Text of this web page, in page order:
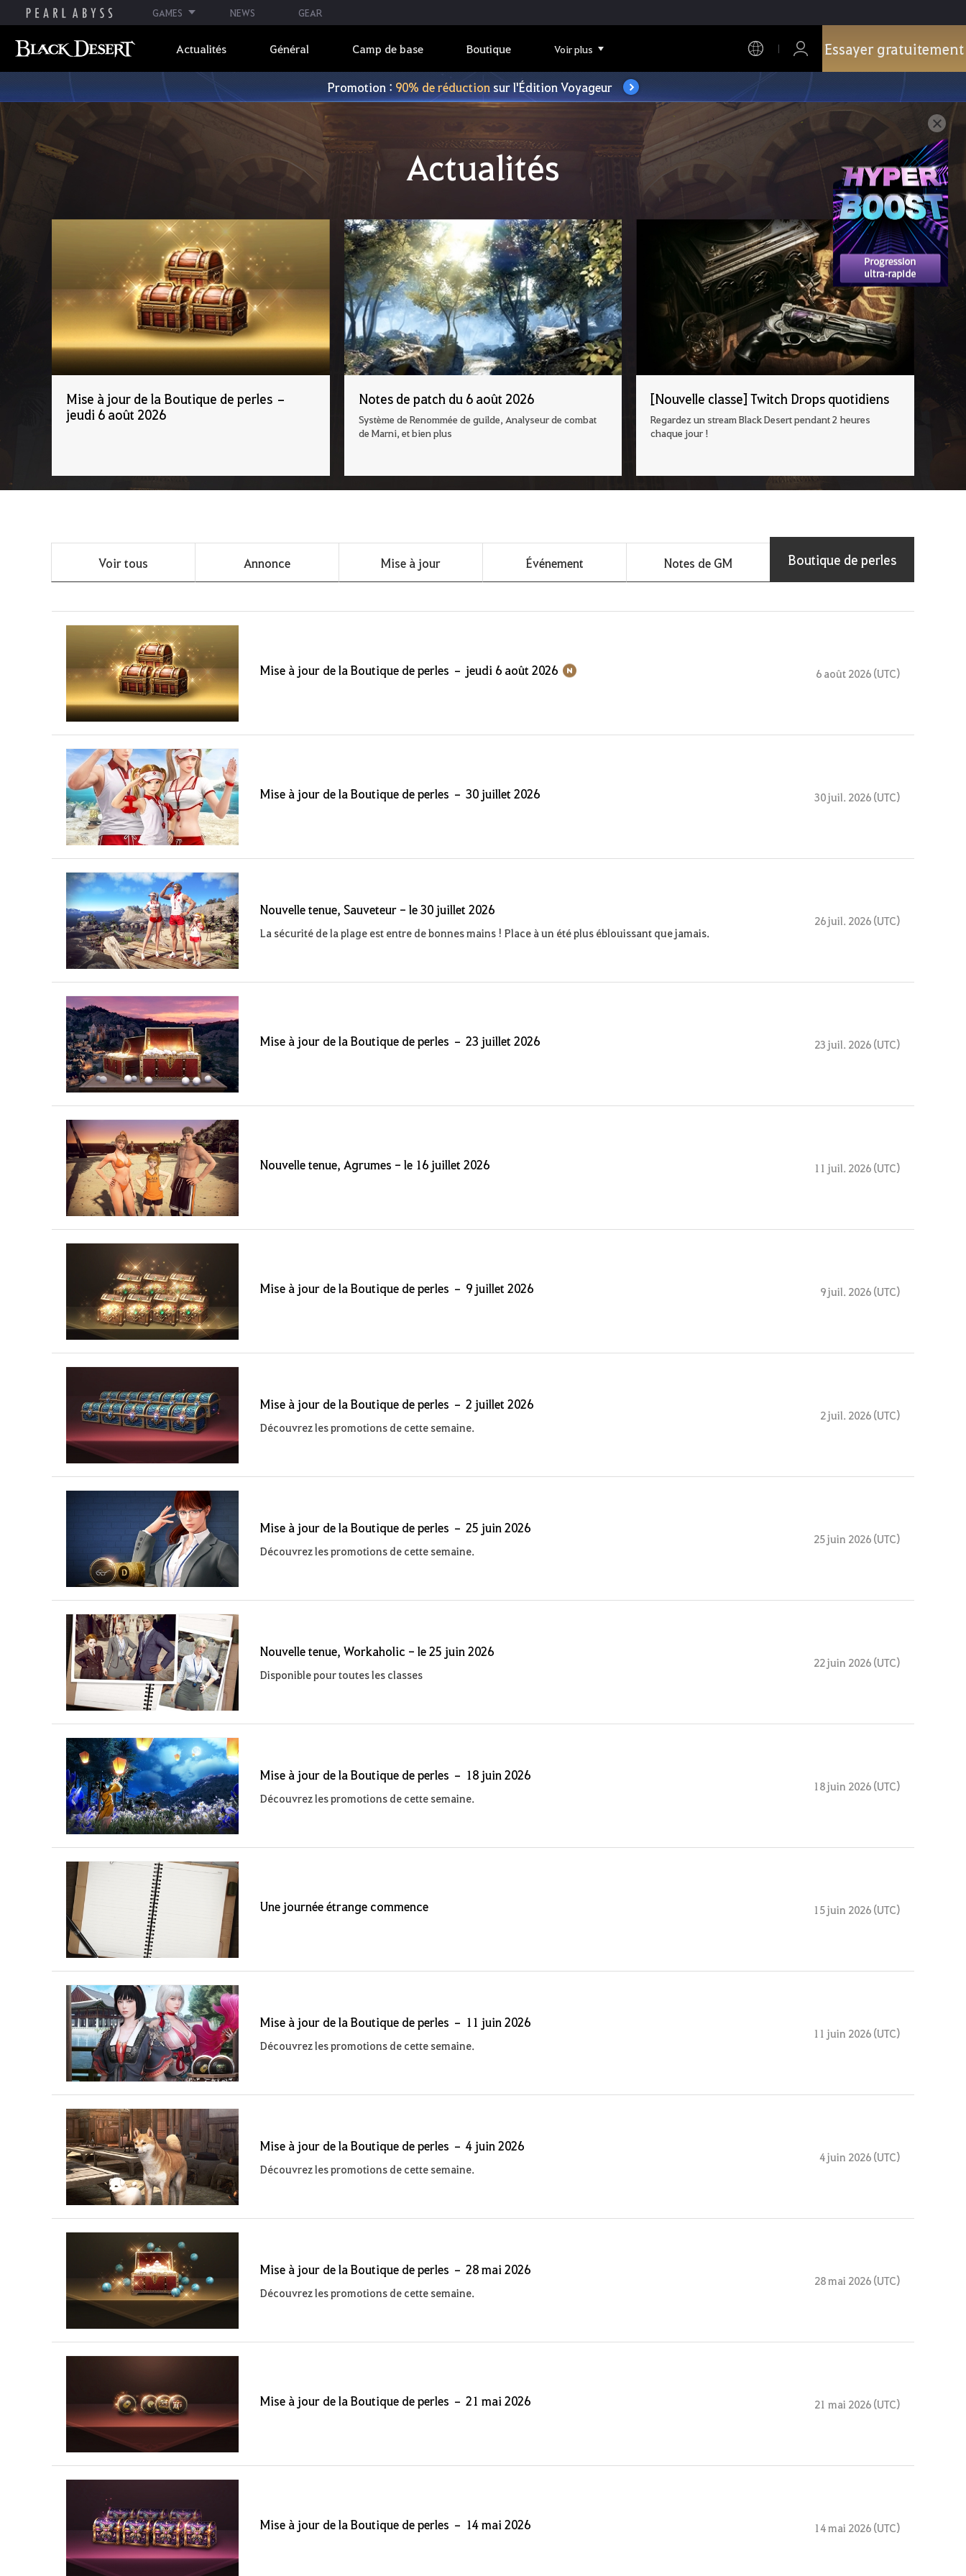
GAMES NEWS GEAR
Actualités Général Camp de base Boutique Voir plus Essayer gratuitement
Promotion : 90% de réductionsur l'Édition Voyageur
Actualités
Mise à jour de la Boutique de perles –
jeudi 6 août 2026
Notes de patch du 6 août 2026
Système de Renommée de guilde, Analyseur de combat
de Marni, et bien plus
[Nouvelle classe] Twitch Drops quotidiens
Regardez un stream Black Desert pendant 2 heures
chaque jour !
Voir tous Annonce Mise à jour Événement Notes de GM Boutique de perles
Mise à jour de la Boutique de perles – jeudi 6 août 2026 6 août 2026 (UTC)
Mise à jour de la Boutique de perles – 30 juillet 2026 30 juil. 2026 (UTC)
Nouvelle tenue, Sauveteur - le 30 juillet 2026
La sécurité de la plage est entre de bonnes mains ! Place à un été plus éblouissant que jamais.
26 juil. 2026 (UTC)
Mise à jour de la Boutique de perles – 23 juillet 2026 23 juil. 2026 (UTC)
Nouvelle tenue, Agrumes - le 16 juillet 2026 11 juil. 2026 (UTC)
Mise à jour de la Boutique de perles – 9 juillet 2026 9 juil. 2026 (UTC)
Mise à jour de la Boutique de perles – 2 juillet 2026
Découvrez les promotions de cette semaine.
2 juil. 2026 (UTC)
Mise à jour de la Boutique de perles – 25 juin 2026
Découvrez les promotions de cette semaine.
25 juin 2026 (UTC)
Nouvelle tenue, Workaholic - le 25 juin 2026
Disponible pour toutes les classes
22 juin 2026 (UTC)
Mise à jour de la Boutique de perles – 18 juin 2026
Découvrez les promotions de cette semaine.
18 juin 2026 (UTC)
Une journée étrange commence 15 juin 2026 (UTC)
Mise à jour de la Boutique de perles – 11 juin 2026
Découvrez les promotions de cette semaine.
11 juin 2026 (UTC)
Mise à jour de la Boutique de perles – 4 juin 2026
Découvrez les promotions de cette semaine.
4 juin 2026 (UTC)
Mise à jour de la Boutique de perles – 28 mai 2026
Découvrez les promotions de cette semaine.
28 mai 2026 (UTC)
Mise à jour de la Boutique de perles – 21 mai 2026 21 mai 2026 (UTC)
Mise à jour de la Boutique de perles – 14 mai 2026 14 mai 2026 (UTC)